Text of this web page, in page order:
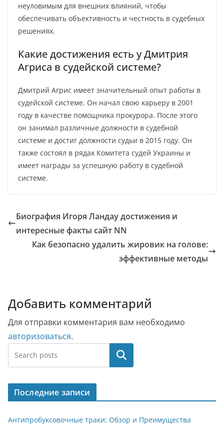
неуловимым для внешних влияний, чтобы
обеспечивать объективность и честность в судебных
решениях.
Какие достижения есть у Дмитрия
Агриса в судейской системе?
Дмитрий Агрис имеет значительный опыт работы в
судейской системе. Он начал свою карьеру в 2001
году в качестве помощника прокурора. После этого
он занимал различные должности в судебной
системе и достиг должности судьи в 2015 году. Он
также состоял в рядах Комитета судей Украины и
имеет награды за успешную работу в судебной
системе.
Биография Игоря Ландау достижения и
интересные факты сайт NN
Как безопасно удалить жировик на голове:
эффективные методы
Добавить комментарий
Для отправки комментария вам необходимо
авторизоваться.
Поиск
Последние записи
Антипробуксовочные траки: Обзор и Преимущества